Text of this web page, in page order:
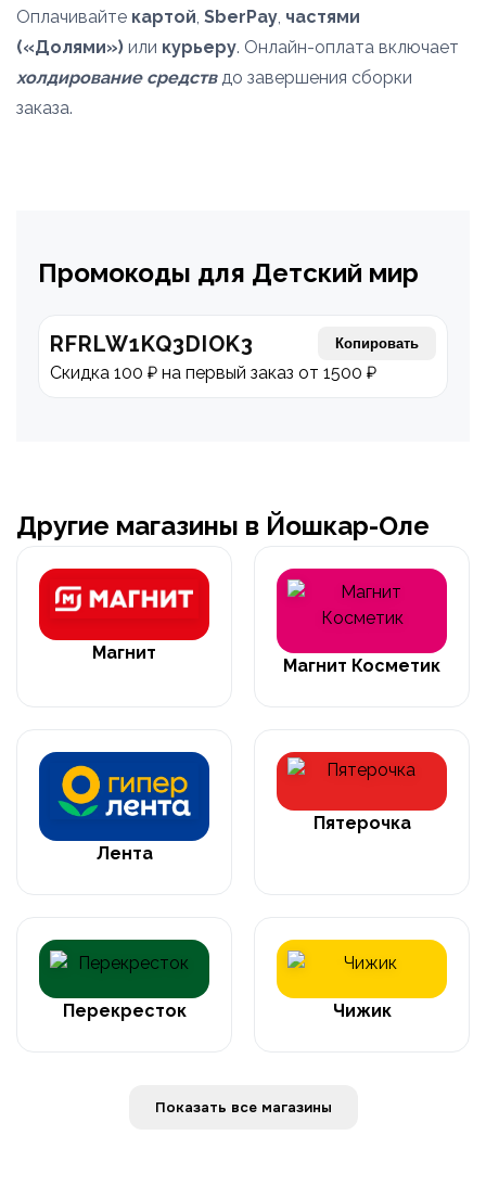
Оплачивайте картой, SberPay, частями
(«Долями») или курьеру. Онлайн-оплата включает
холдирование средствдо завершения сборки
заказа.
Промокоды для Детский мир
RFRLW1KQ3DIOK3 Копировать
Скидка 100 ₽ на первый заказ от 1500 ₽
Другие магазины в Йошкар-Оле
Магнит
Магнит Косметик
Лента
Пятерочка
Перекресток Чижик
Показать все магазины